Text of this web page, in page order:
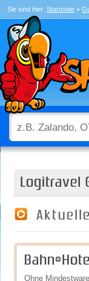
Sie sind hier: Startseite »
Logitravel
Ohne